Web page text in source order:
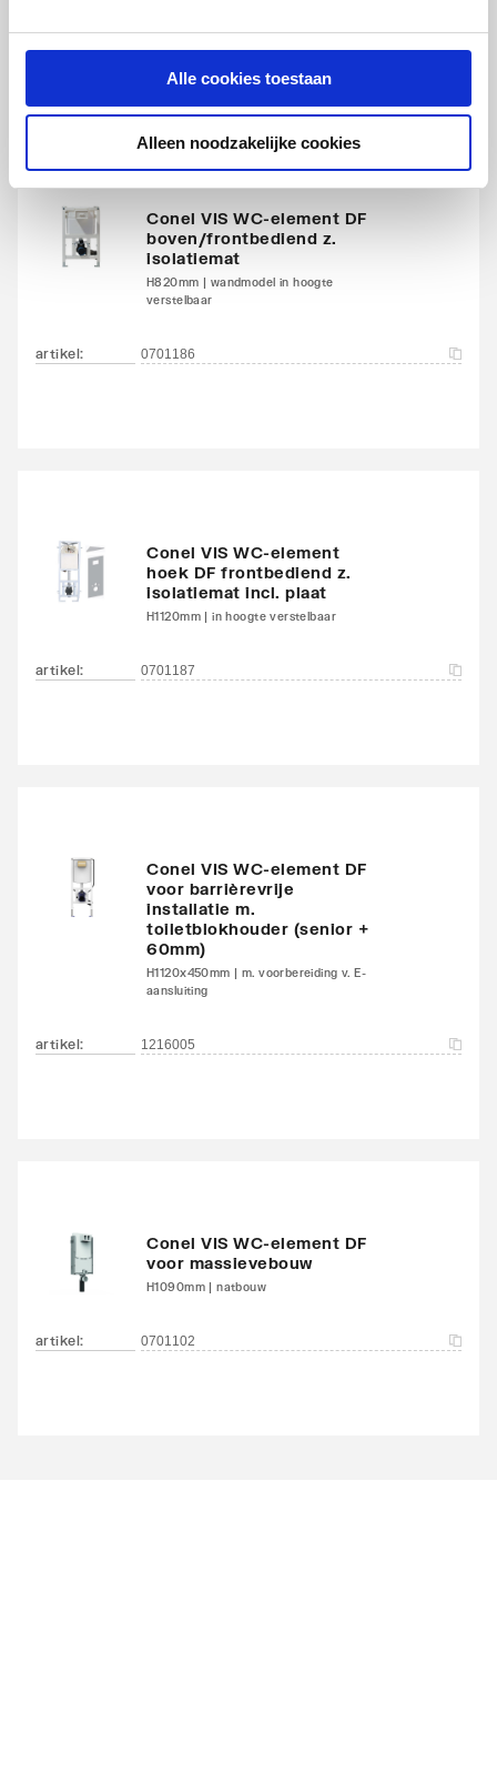
Alle cookies toestaan
Alleen noodzakelijke cookies
Conel VIS WC-element DF
boven/frontbediend z.
isolatiemat
H820mm | wandmodel in hoogte
verstelbaar
artikel: 0701186
Conel VIS WC-element
hoek DF frontbediend z.
isolatiemat incl. plaat
H1120mm | in hoogte verstelbaar
artikel: 0701187
Conel VIS WC-element DF
voor barrièrevrije
installatie m.
toiletblokhouder (senior +
60mm)
H1120x450mm | m. voorbereiding v. E-
aansluiting
artikel: 1216005
Conel VIS WC-element DF
voor massievebouw
H1090mm | natbouw
artikel: 0701102